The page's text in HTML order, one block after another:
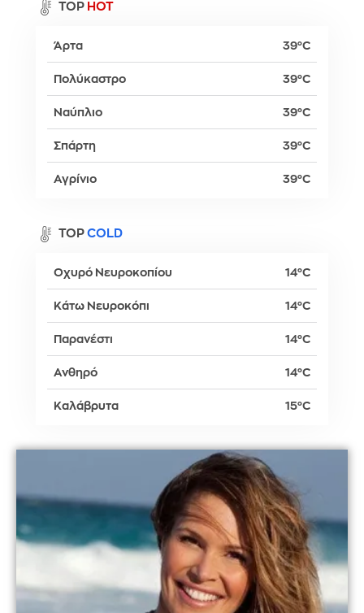
TOP HOT
Άρτα 39°C
Πολύκαστρο 39°C
Ναύπλιο 39°C
Σπάρτη 39°C
Αγρίνιο 39°C
TOP COLD
Οχυρό Νευροκοπίου 14°C
Κάτω Νευροκόπι 14°C
Παρανέστι 14°C
Ανθηρό 14°C
Καλάβρυτα 15°C